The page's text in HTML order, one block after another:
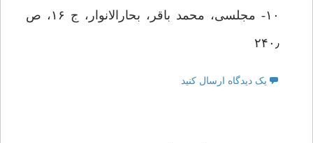
۱۰- مجلسی، محمد باقر، بحارالانوار، ج ۱۶، ص
۲۴۰٫
یک دیدگاه ارسال کنید